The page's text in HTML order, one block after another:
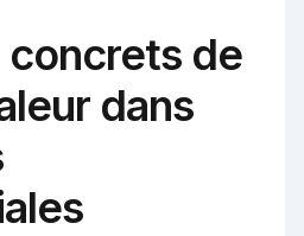
concrets de
dans